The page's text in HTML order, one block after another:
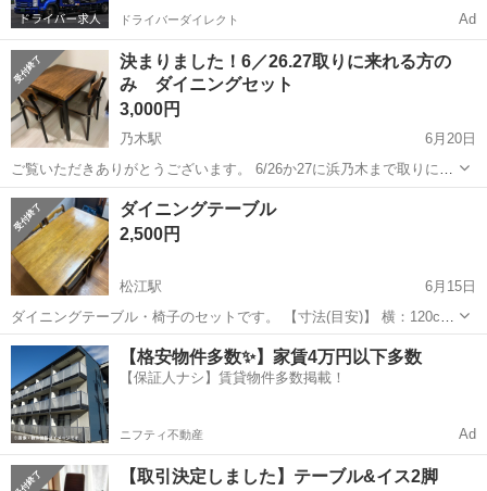
ドライバーダイレクト Ad
決まりました！6／26.27取りに来れる方の
み ダイニングセット
3,000円
乃木駅
6月20日
ご覧いただきありがとうございます。 6/26か27に浜乃木まで取りに来
られる方のみでお願いいたします。 楽天で16000円くらいで購入。
傷、汚れのない美品です。 クッションはお付けしません。 お値段交渉
承ります。
島根 松江市 乃木駅 ダイニングセット
ダイニングテーブル
2,500円
松江駅
6月15日
ダイニングテーブル・椅子のセットです。 【寸法(目安)】 横：120cm
縦：76cm 高さ：67cm 【希望取引場所】 自宅まで来て頂ける方でお
願いします。 自宅場所は取引が決定後、お伝えします。 上記の条件
に...
島根 松江市 松江駅 ダイニングセット ダイニング
【格安物件多数✨】家賃4万円以下多数
【保証人ナシ】賃貸物件多数掲載！
ニフティ不動産 Ad
【取引決定しました】テーブル&イス2脚